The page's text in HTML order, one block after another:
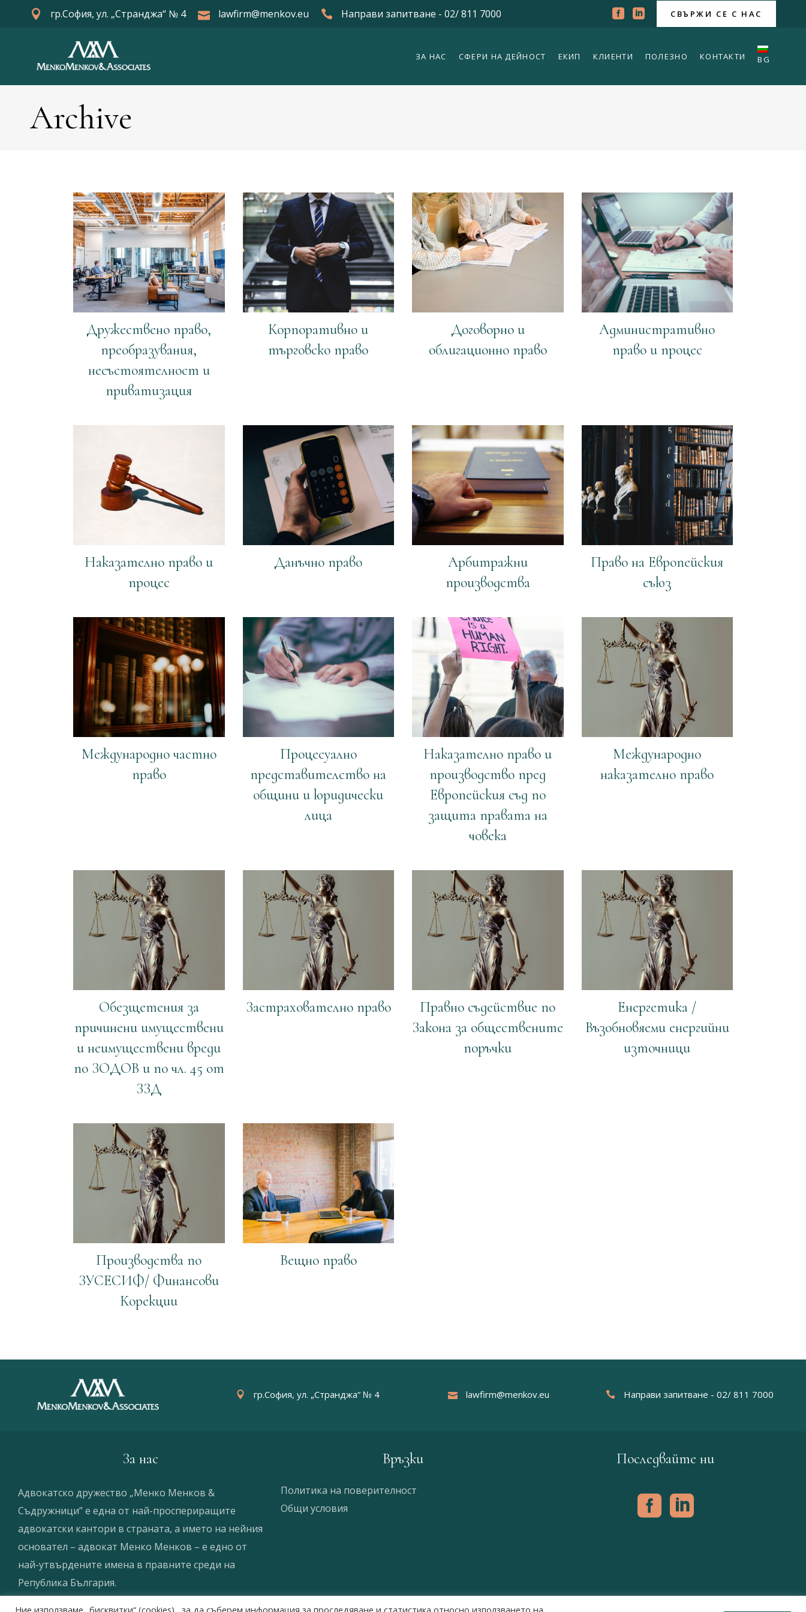
гр.София, ул. „Странджа“ № 4 lawfirm@menkov.eu Направи запитване - 02/ 811 7000 СВЪРЖИ СЕ С НАС
ЗА НАС СФЕРИ НА ДЕЙНОСТ ЕКИП КЛИЕНТИ ПОЛЕЗНО КОНТАКТИ BG
Archive
Дружествено право,
преобразувания,
несъстоятелност и
приватизация
Корпоративно и
търговско право
Договорно и
облигационно право
Административно
право и процес
Наказателно право и
процес
Данъчно право
Арбитражни
производства
Право на Европейския
съюз
Международно частно
право
Процесуално
представителство на
общини и юридически
лица
Наказателно право и
производство пред
Европейския съд по
защита правата на
човека
Международно
наказателно право
Обезщетения за
причинени имуществени
и неимуществени вреди
по ЗОДОВ и по чл. 45 от
ЗЗД
Застрахователно право
Правно съдействие по
Закона за обществените
поръчки
Енергетика /
Възобновяеми енергийни
източници
Производства по
ЗУСЕСИФ/ Финансови
Корекции
Вещно право
гр.София, ул. „Странджа“ № 4 lawfirm@menkov.eu Направи запитване - 02/ 811 7000
За нас
Адвокатско дружество „Менко Менков &
Съдружници” е една от най-проспериращите
адвокатски кантори в страната, а името на нейния
основател – адвокат Менко Менков – е едно от
най-утвърдените имена в правните среди на
Република България.
Връзки
Политика на поверителност
Общи условия
Последвайте ни
Ние използваме „бисквитки“ (cookies) , за да съберем информация за проследяване и статистика относно използването на